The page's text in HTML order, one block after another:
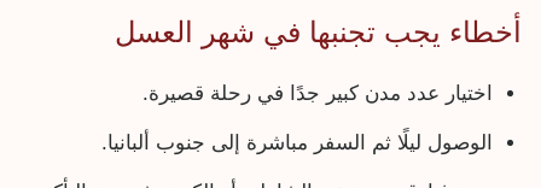
أخطاء يجب تجنبها في شهر العسل
اختيار عدد مدن كبير جدًا في رحلة قصيرة.
الوصول ليلًا ثم السفر مباشرة إلى جنوب ألبانيا.